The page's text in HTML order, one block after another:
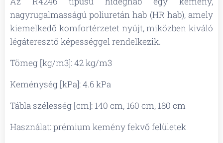
nagyrugalmasságú poliuretán hab (HR hab), amely
kiemelkedő komfortérzetet nyújt, miközben kiváló
légáteresztő képességgel rendelkezik.
Tömeg [kg/m3]: 42 kg/m3
Keménység [kPa]: 4.6 kPa
Tábla szélesség [cm]: 140 cm, 160 cm, 180 cm
Használat: prémium kemény fekvő felületek